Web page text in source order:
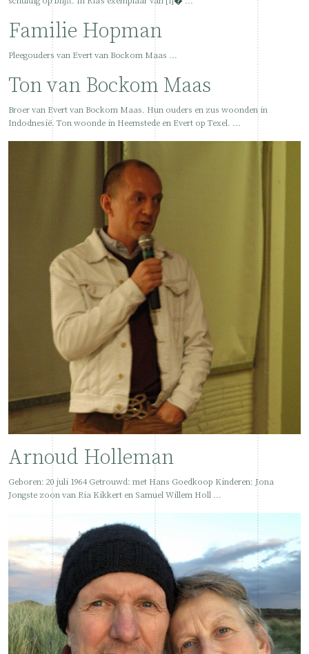
Familie Hopman
Pleegouders van Evert van Bockom Maas ...
Ton van Bockom Maas
Broer van Evert van Bockom Maas. Hun ouders en zus woonden in
Indodnesië. Ton woonde in Heemstede en Evert op Texel. ...
Arnoud Holleman
Geboren: 20 juli 1964 Getrouwd: met Hans Goedkoop Kinderen: Jona
Jongste zoon van Ria Kikkert en Samuel Willem Holl ...